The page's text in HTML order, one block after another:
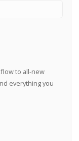
to all-new
everything you